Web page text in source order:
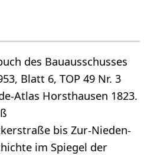
des Bauausschusses
Blatt 6, TOP 49 Nr. 3
Atlas Horsthausen 1823.
bis Zur-Nieden-
im Spiegel der